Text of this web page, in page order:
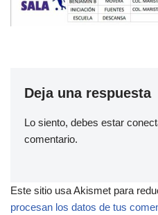
Deja una respuesta
Lo siento, debes estar
comentario.
Este sitio usa Akismet para
procesan los datos de tus